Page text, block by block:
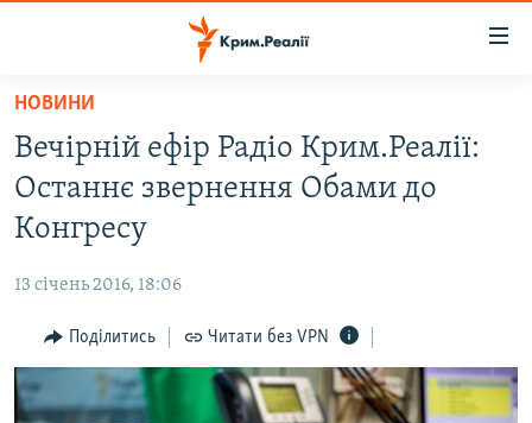
Перейти
основного
матеріалу
Перейти
до
основної
Перейти
до
пошуку
ВОДА.КРИМ
ВІДЕО ТА ФОТО
БЛОГИ
ПОГЛЯД
ІНТЕРВ'Ю
НОВИНИ
Вечірній ефір Радіо Крим.Реалії:
Останнє звернення Обами до
Конгресу
13 січень 2016, 18:06
Поділитись Читати без VPN